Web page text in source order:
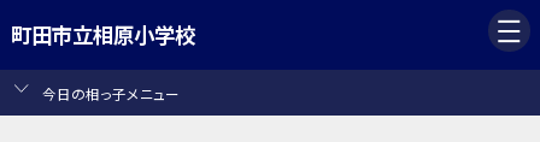
町田市立相原小学校
今日の相っ子メニュー